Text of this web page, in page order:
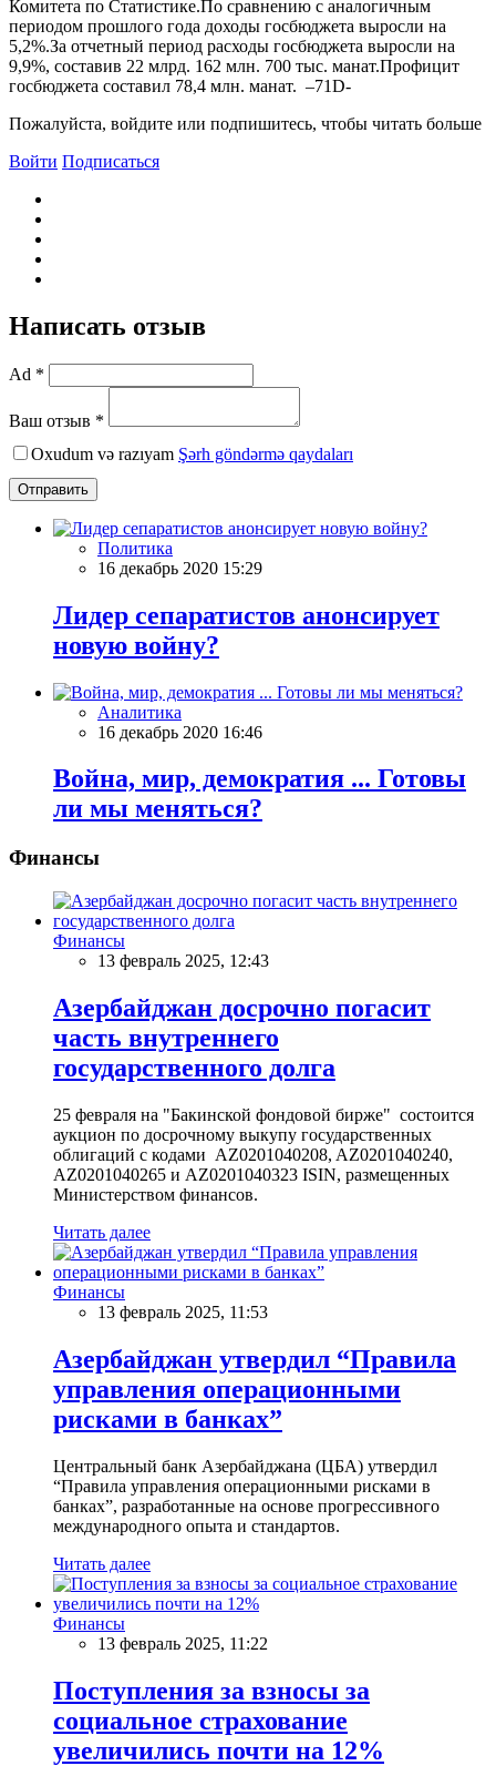
Комитета по Статистике.По сравнению с аналогичным
периодом прошлого года доходы госбюджета выросли на
5,2%.За отчетный период расходы госбюджета выросли на
9,9%, составив 22 млрд. 162 млн. 700 тыс. манат.Профицит
госбюджета составил 78,4 млн. манат. –71D-
Пожалуйста, войдите или подпишитесь, чтобы читать больше
Войти Подписаться
Написать отзыв
Ad *
Ваш отзыв *
Oxudum və razıyam Şərh göndərmə qaydaları
Отправить
Политика
16 декабрь 2020 15:29
Лидер сепаратистов анонсирует
новую войну?
Аналитика
16 декабрь 2020 16:46
Война, мир, демократия ... Готовы
ли мы меняться?
Финансы
Финансы
13 февраль 2025, 12:43
Азербайджан досрочно погасит
часть внутреннего
государственного долга
25 февраля на "Бакинской фондовой бирже" состоится
аукцион по досрочному выкупу государственных
облигаций с кодами AZ0201040208, AZ0201040240,
AZ0201040265 и AZ0201040323 ISIN, размещенных
Министерством финансов.
Читать далее
Финансы
13 февраль 2025, 11:53
Азербайджан утвердил “Правила
управления операционными
рисками в банках”
Центральный банк Азербайджана (ЦБА) утвердил
“Правила управления операционными рисками в
банках”, разработанные на основе прогрессивного
международного опыта и стандартов.
Читать далее
Финансы
13 февраль 2025, 11:22
Поступления за взносы за
социальное страхование
увеличились почти на 12%